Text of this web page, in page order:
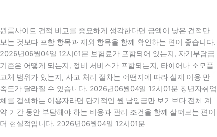
원룸사이트 견적 비교를 중요하게 생각한다면 금액이 낮은 견적만
보는 것보다 포함 항목과 제외 항목을 함께 확인하는 편이 좋습니다.
2026년06월04일 12시01분 보험료가 포함되어 있는지, 자기부담금
기준은 어떻게 되는지, 정비 서비스가 포함되는지, 타이어나 소모품
교체 범위가 있는지, 사고 처리 절차는 어떤지에 따라 실제 이용 만
족도가 달라질 수 있습니다. 2026년06월04일 12시01분 청년자취업
체를 검색하는 이용자라면 단기적인 월 납입금만 보기보다 전체 계
약 기간 동안 부담해야 하는 비용과 관리 조건을 함께 살펴보는 편이
더 현실적입니다. 2026년06월04일 12시01분